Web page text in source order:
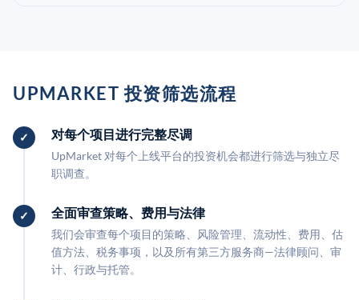
UPMARKET 投资筛选流程
对每个项目进行完整尽调
UpMarket 对每个上线平台的投资机会都进行筛选与独立尽
职调查。
全面审查策略、费用与法律
我们会审查每个项目的策略、风险管理、流动性、费用、估
值方法、税务事项，以及所有第三方服务商—法律顾问、审
计、行政与托管。